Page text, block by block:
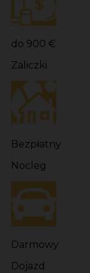
do 900 €
Zaliczki
Bezpłatny
Nocleg
Darmowy
Dojazd